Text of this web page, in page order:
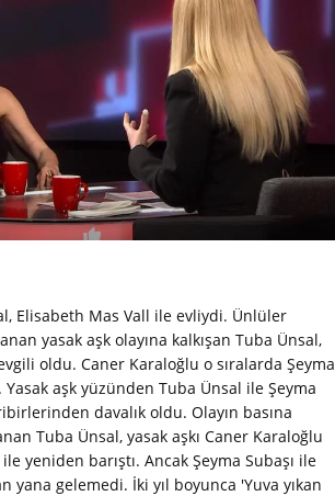
Elisabeth Mas Vall ile evliydi. Ünlüler
yasak aşk olayına kalkışan Tuba Ünsal,
oldu. Caner Karaloğlu o sıralarda Şeyma
Yasak aşk yüzünden Tuba Ünsal ile Şeyma
davalık oldu. Olayın basına
Tuba Ünsal, yasak aşkı Caner Karaloğlu
yeniden barıştı. Ancak Şeyma Subaşı ile
yana gelemedi. İki yıl boyunca 'Yuva yıkan